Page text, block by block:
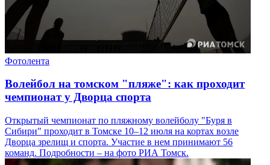
Фотолента
Волейбол на томском "пляже": как проходит
чемпионат у Дворца спорта
Открытый чемпионат по пляжному волейболу "Буря в
Сибири" проходит в Томске 10–12 июля на кортах возле
Дворца зрелищ и спорта. Участие в нем принимают 56
команд. Подробности – на фото РИА Томск.